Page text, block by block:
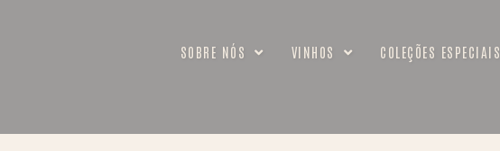
SOBRE NÓS VINHOS COLEÇÕES ESPECIAIS